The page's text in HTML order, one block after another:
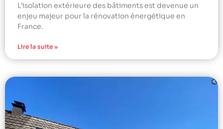
L’isolation extérieure des bâtiments est devenue un
enjeu majeur pour la rénovation énergétique en
France.
Lire la suite »